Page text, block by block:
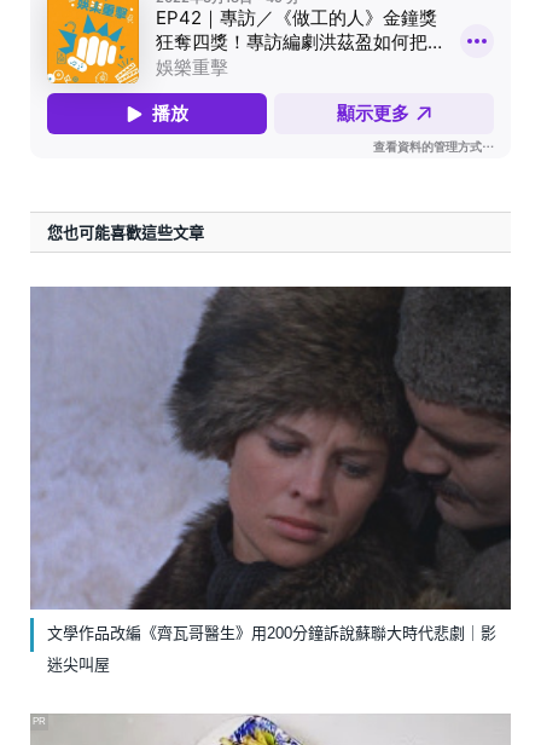
您也可能喜歡這些文章
文學作品改編《齊瓦哥醫生》￼用200分鐘訴說蘇聯大時代悲劇｜影
迷尖叫屋
PR